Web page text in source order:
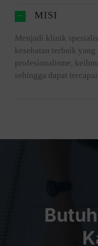
MISI
Menjadi klinik
kesehatan terbaik yang
profesionalisme,
sehingga dapat